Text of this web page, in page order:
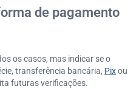
de pagamento
os casos, mas indicar se o
transferência bancária, Pixou
futuras verificações.